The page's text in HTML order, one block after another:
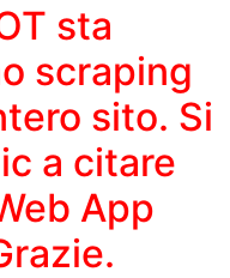
sta
scraping
sito. Si
a citare
App